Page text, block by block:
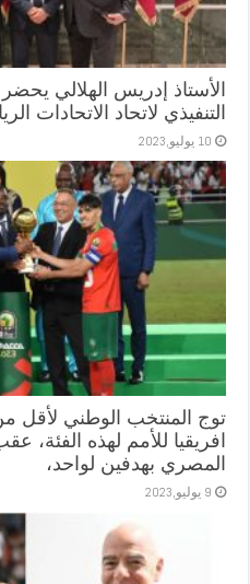
الأستاذ إدريس الهلالي
التنفيذي لاتحاد الاتحادات
10 يوليو,2023
افريقيا للأمم لهذه الفئة،
المصري بهدفين لواحد،
9 يوليو,2023